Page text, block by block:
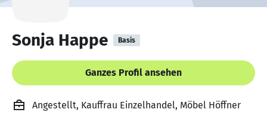
Sonja Happe Basis
Ganzes Profil ansehen
Angestellt, Kauffrau Einzelhandel, Möbel Höffner